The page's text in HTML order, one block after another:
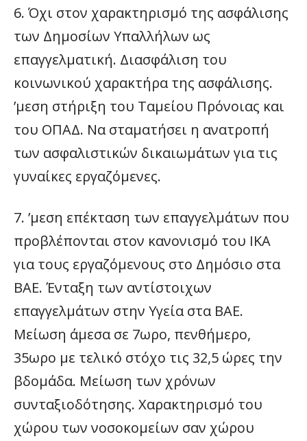
6. Όχι στον χαρακτηρισμό της ασφάλισης
των Δημοσίων Υπαλλήλων ως
επαγγελματική. Διασφάλιση του
κοινωνικού χαρακτήρα της ασφάλισης.
’μεση στήριξη του Ταμείου Πρόνοιας και
του ΟΠΑΔ. Να σταματήσει η ανατροπή
των ασφαλιστικών δικαιωμάτων για τις
γυναίκες εργαζόμενες.
7. ’μεση επέκταση των επαγγελμάτων που
προβλέπονται στον κανονισμό του ΙΚΑ
για τους εργαζόμενους στο Δημόσιο στα
ΒΑΕ. Ένταξη των αντίστοιχων
επαγγελμάτων στην Υγεία στα ΒΑΕ.
Μείωση άμεσα σε 7ωρο, πενθήμερο,
35ωρο με τελικό στόχο τις 32,5 ώρες την
βδομάδα. Μείωση των χρόνων
συνταξιοδότησης. Χαρακτηρισμό του
χώρου των νοσοκομείων σαν χώρου